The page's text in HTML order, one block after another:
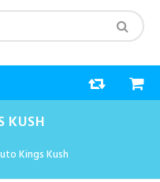
KUSH
Kings Kush